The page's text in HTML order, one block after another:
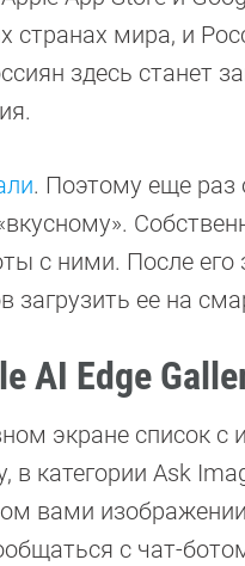
странах мира, и
здесь станет
. Поэтому еще раз
с ними. После
ее на
AI Edge
экране список с
категории Ask
вами
с чат-